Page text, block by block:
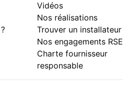
Vidéos
Nos réalisations
Trouver un installateur
Nos engagements RSE
Charte fournisseur
responsable